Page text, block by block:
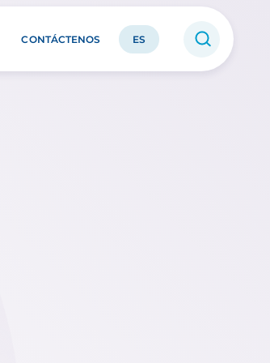
CONTÁCTENOS ES